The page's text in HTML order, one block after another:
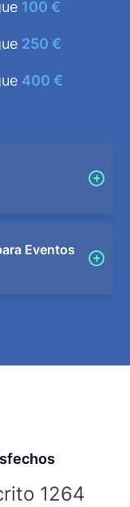
100 €
250 €
400 €
Eventos
1264